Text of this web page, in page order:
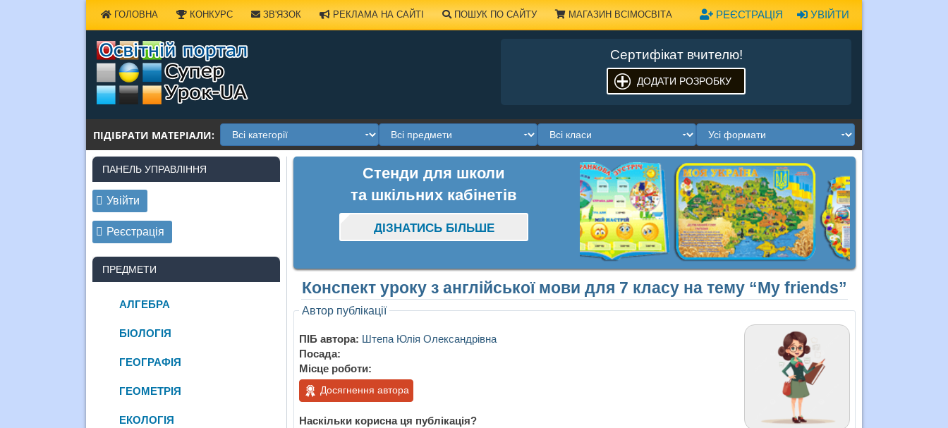
УВІЙТИ
РЕЄСТРАЦІЯ
ГОЛОВНА КОНКУРС ЗВ'ЯЗОК РЕКЛАМА НА САЙТІ ПОШУК ПО САЙТУ МАГАЗИН ВСІМОСВІТА
Сертифікат вчителю!
ДОДАТИ РОЗРОБКУ
ПІДІБРАТИ МАТЕРІАЛИ:
Стенди для школи
та шкільних кабінетів
ДІЗНАТИСЬ БІЛЬШЕ
Конспект уроку з англійської мови для 7 класу на тему “My friends”
Автор публікації
ПІБ автора: Штепа Юлія Олександрівна
Посада:
Місце роботи:
Досягнення автора
Наскільки корисна ця публікація?
ПАНЕЛЬ УПРАВЛІННЯ
Увійти
Реєстрація
ПРЕДМЕТИ
АЛГЕБРА
БІОЛОГІЯ
ГЕОГРАФІЯ
ГЕОМЕТРІЯ
ЕКОЛОГІЯ